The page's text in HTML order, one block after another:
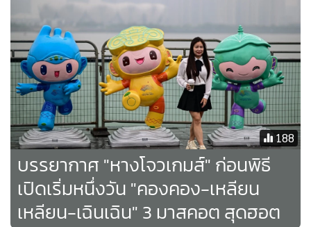
188
บรรยากาศ "หางโจวเกมส์" ก่อนพิธี
เปิดเริ่มหนึ่งวัน "คองคอง-เหลียน
เหลียน-เฉินเฉิน" 3 มาสคอต สุดฮอต